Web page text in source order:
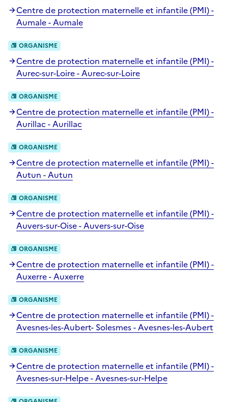
Centre de protection maternelle et infantile (PMI) -
Aumale - Aumale
ORGANISME
Centre de protection maternelle et infantile (PMI) -
Aurec-sur-Loire - Aurec-sur-Loire
ORGANISME
Centre de protection maternelle et infantile (PMI) -
Aurillac - Aurillac
ORGANISME
Centre de protection maternelle et infantile (PMI) -
Autun - Autun
ORGANISME
Centre de protection maternelle et infantile (PMI) -
Auvers-sur-Oise - Auvers-sur-Oise
ORGANISME
Centre de protection maternelle et infantile (PMI) -
Auxerre - Auxerre
ORGANISME
Centre de protection maternelle et infantile (PMI) -
Avesnes-les-Aubert- Solesmes - Avesnes-les-Aubert
ORGANISME
Centre de protection maternelle et infantile (PMI) -
Avesnes-sur-Helpe - Avesnes-sur-Helpe